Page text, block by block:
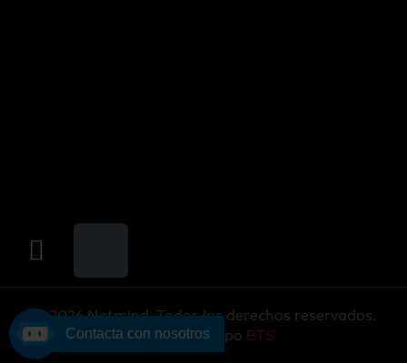
© 2026 Netmind. Todos los derechos reservados.
Parte del grupo BTS
Contacta con nosotros